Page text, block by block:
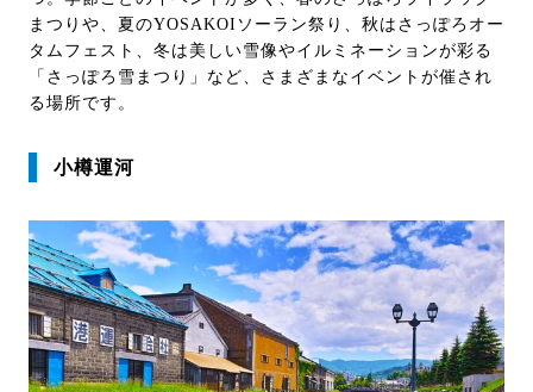
まつりや、夏のYOSAKOIソーラン祭り、秋はさっぽろオー
タムフェスト、冬は美しい雪像やイルミネーションが彩る
「さっぽろ雪まつり」など、さまざまなイベントが催され
る場所です。
小樽運河